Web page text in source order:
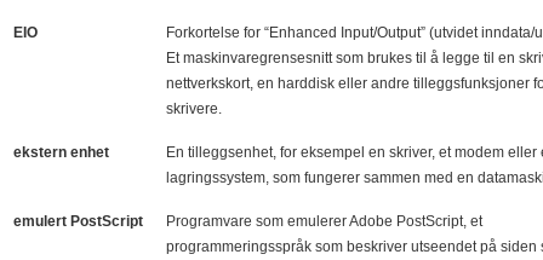
EIO
Forkortelse for “Enhanced Input/Output” (utvidet inndata/
Et maskinvaregrensesnitt som brukes til å legge til en
nettverkskort, en harddisk eller andre tilleggsfunksjoner
skrivere.
ekstern enhet
En tilleggsenhet, for eksempel en skriver, et modem eller
lagringssystem, som fungerer sammen med en
emulert PostScript
Programvare som emulerer Adobe PostScript, et
programmeringsspråk som beskriver utseendet på siden